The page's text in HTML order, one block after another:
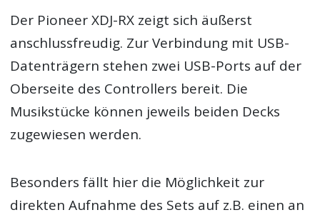
Der Pioneer XDJ-RX zeigt sich äußerst
anschlussfreudig. Zur Verbindung mit USB-
Datenträgern stehen zwei USB-Ports auf der
Oberseite des Controllers bereit. Die
Musikstücke können jeweils beiden Decks
zugewiesen werden.
Besonders fällt hier die Möglichkeit zur
direkten Aufnahme des Sets auf z.B. einen an